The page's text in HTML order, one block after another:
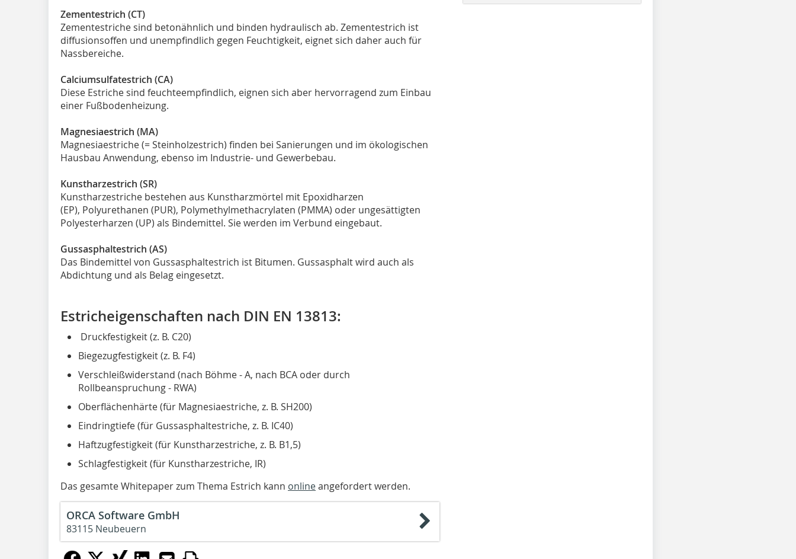
Zementestrich (CT)
Zementestriche sind betonähnlich und binden hydraulisch ab. Zementestrich ist
diffusionsoffen und unempfindlich gegen Feuchtigkeit, eignet sich daher auch für
Nassbereiche.
Calciumsulfatestrich (CA)
Diese Estriche sind feuchteempfindlich, eignen sich aber hervorragend zum Einbau
einer Fußbodenheizung.
Magnesiaestrich (MA)
Magnesiaestriche (= Steinholzestrich) finden bei Sanierungen und im ökologischen
Hausbau Anwendung, ebenso im Industrie- und Gewerbebau.
Kunstharzestrich (SR)
Kunstharzestriche bestehen aus Kunstharzmörtel mit Epoxidharzen
(EP), Polyurethanen (PUR), Polymethylmethacrylaten (PMMA) oder ungesättigten
Polyesterharzen (UP) als Bindemittel. Sie werden im Verbund eingebaut.
Gussasphaltestrich (AS)
Das Bindemittel von Gussasphaltestrich ist Bitumen. Gussasphalt wird auch als
Abdichtung und als Belag eingesetzt.
Estricheigenschaften nach DIN EN 13813:
Druckfestigkeit (z. B. C20)
Biegezugfestigkeit (z. B. F4)
Verschleißwiderstand (nach Böhme - A, nach BCA oder durch
Rollbeanspruchung - RWA)
Oberflächenhärte (für Magnesiaestriche, z. B. SH200)
Eindringtiefe (für Gussasphaltestriche, z. B. IC40)
Haftzugfestigkeit (für Kunstharzestriche, z. B. B1,5)
Schlagfestigkeit (für Kunstharzestriche, IR)
Das gesamte Whitepaper zum Thema Estrich kann onlineangefordert werden.
ORCA Software GmbH
83115 Neubeuern